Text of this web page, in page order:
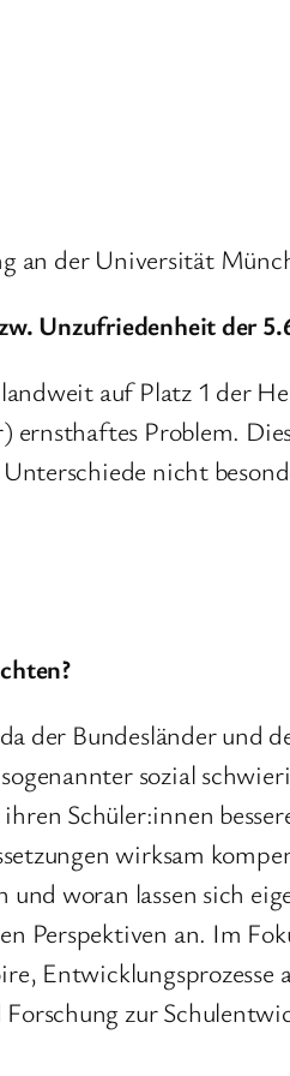
an der Universität
Unzufriedenheit der
auf Platz 1 der
Problem.
nicht
der Bundesländer und
sozial
Schüler:innen
wirksam
woran lassen sich
Perspektiven an. Im
zur